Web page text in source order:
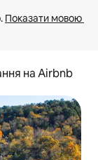
Показати мовою
на Airbnb